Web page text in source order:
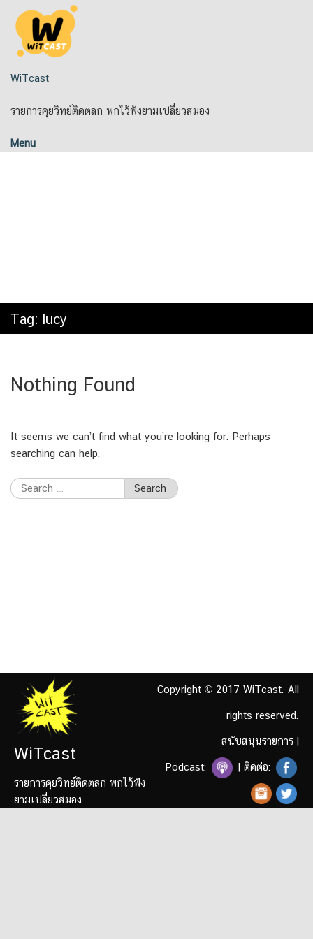
content
WiTcast
รายการคุยวิทย์ติดตลก พกไว้ฟังยามเปลี่ยวสมอง
Menu
Tag: lucy
Nothing Found
It seems we can’t find what you’re looking for. Perhaps
searching can help.
Search
for:
WiTcast
รายการคุยวิทย์ติดตลก พกไว้ฟัง
ยามเปลี่ยวสมอง
Copyright © 2017 WiTcast. All
rights reserved.
สนับสนุนรายการ |
Podcast: | ติดต่อ: